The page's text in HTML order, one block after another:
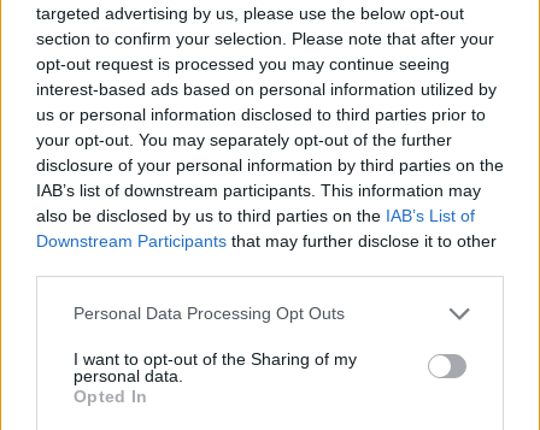
targeted advertising by us, please use the below opt-out
section to confirm your selection. Please note that after your
opt-out request is processed you may continue seeing
interest-based ads based on personal information utilized by
us or personal information disclosed to third parties prior to
your opt-out. You may separately opt-out of the further
disclosure of your personal information by third parties on the
IAB’s list of downstream participants. This information may
also be disclosed by us to third parties on the IAB’s List of
Downstream Participants that may further disclose it to other
Personal Data Processing Opt Outs
I want to opt-out of the Sharing of my
personal data.
Opted In